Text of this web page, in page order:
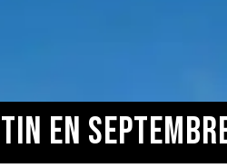
EN